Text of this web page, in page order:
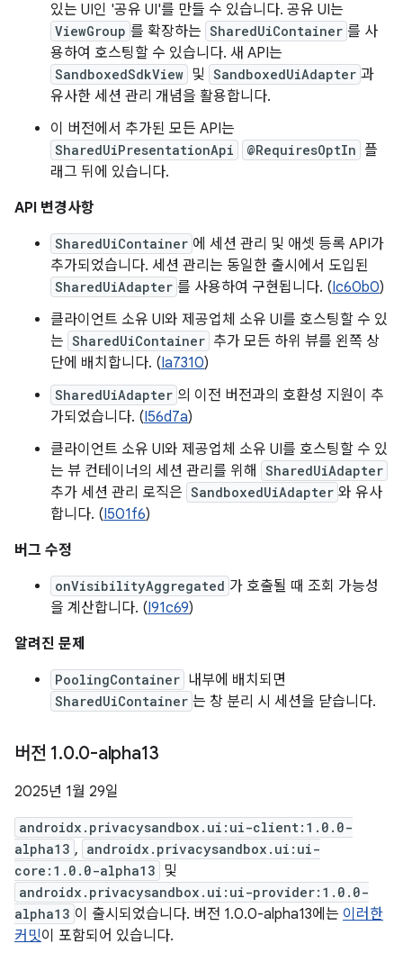
있는 UI인 '공유 UI'를 만들 수 있습니다. 공유 UI는
ViewGroup 를 확장하는 SharedUiContainer 를 사
용하여 호스팅할 수 있습니다. 새 API는
SandboxedSdkView 및 SandboxedUiAdapter 과
유사한 세션 관리 개념을 활용합니다.
이 버전에서 추가된 모든 API는
SharedUiPresentationApi @RequiresOptIn 플
래그 뒤에 있습니다.
API 변경사항
SharedUiContainer 에 세션 관리 및 애셋 등록 API가
추가되었습니다. 세션 관리는 동일한 출시에서 도입된
SharedUiAdapter 를 사용하여 구현됩니다. (Ic60b0)
클라이언트 소유 UI와 제공업체 소유 UI를 호스팅할 수 있
는 SharedUiContainer 추가 모든 하위 뷰를 왼쪽 상
단에 배치합니다. (Ia7310)
SharedUiAdapter 의 이전 버전과의 호환성 지원이 추
가되었습니다. (I56d7a)
클라이언트 소유 UI와 제공업체 소유 UI를 호스팅할 수 있
는 뷰 컨테이너의 세션 관리를 위해
SharedUiAdapter
추가 세션 관리 로직은 SandboxedUiAdapter 와 유사
합니다. (I501f6)
버그 수정
onVisibilityAggregated 가 호출될 때 조회 가능성
을 계산합니다. (I91c69)
알려진 문제
PoolingContainer 내부에 배치되면
SharedUiContainer 는 창 분리 시 세션을 닫습니다.
버전 1.0.0-alpha13
2025년 1월 29일
androidx.privacysandbox.ui:ui-client:1.0.0-
alpha13 , androidx.privacysandbox.ui:ui-
core:1.0.0-alpha13 및
androidx.privacysandbox.ui:ui-provider:1.0.0-
alpha13 이 출시되었습니다. 버전 1.0.0-alpha13에는 이러한
커밋이 포함되어 있습니다.